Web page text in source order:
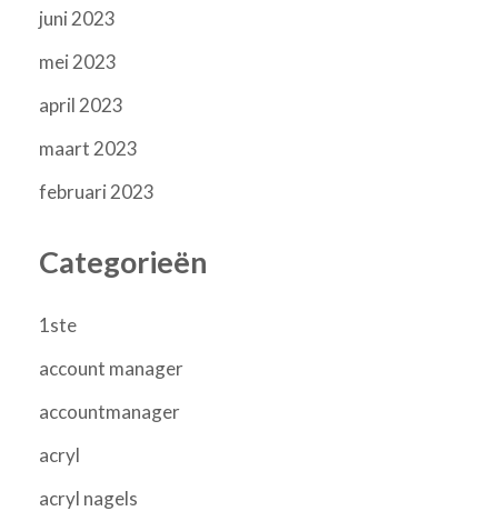
juni 2023
mei 2023
april 2023
maart 2023
februari 2023
Categorieën
1ste
account manager
accountmanager
acryl
acryl nagels